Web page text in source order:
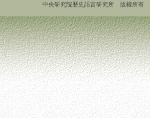
中央研究院歷史語言研究所 版權所有